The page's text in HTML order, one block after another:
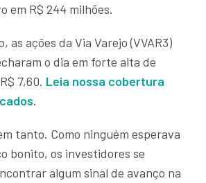
em R$ 244 milhões.
as ações da Via Varejo (VVAR3)
o dia em forte alta de
7,60. Leia nossa cobertura
.
tanto. Como ninguém esperava
bonito, os investidores se
algum sinal de avanço na